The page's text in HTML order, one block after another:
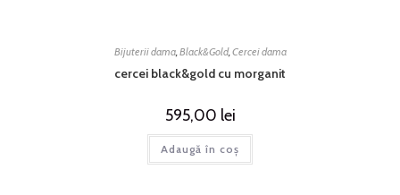
Bijuterii dama, Black&Gold, Cercei dama
cercei black&gold cu morganit
595,00 lei
Adaugă în coș